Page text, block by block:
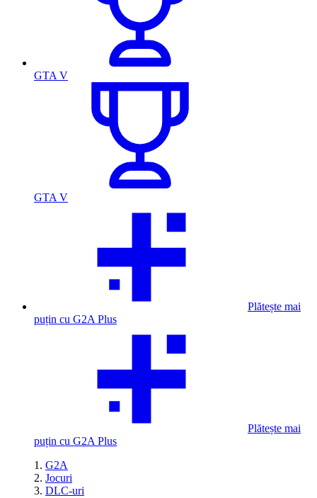
GTA V
GTA V
Plătește mai
puțin cu G2A Plus
Plătește mai
puțin cu G2A Plus
G2A
Jocuri
DLC-uri